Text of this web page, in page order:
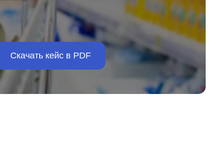
Скачать кейс в PDF